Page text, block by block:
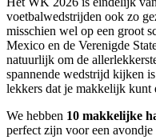
voetbalwedstrijden ook zo
misschien wel op een groot
Mexico en de Verenigde
natuurlijk om de
spannende wedstrijd kijken
lekkers dat je makkelijk kunt
We hebben 10 makkelijke
perfect zijn voor een avondje